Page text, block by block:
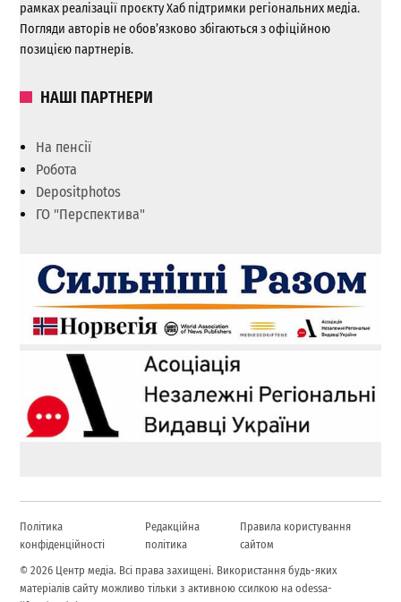
рамках реалізації проєкту Хаб підтримки регіональних медіа.
Погляди авторів не обов’язково збігаються з офіційною
позицією партнерів.
НАШІ ПАРТНЕРИ
На пенсії
Робота
Depositphotos
ГО "Перспектива"
Політика
конфіденційності
Редакційна
політика
Правила користування
сайтом
© 2026 Центр медіа. Всі права захищені. Використання будь-яких
матеріалів сайту можливо тільки з активною ссилкою на odessa-